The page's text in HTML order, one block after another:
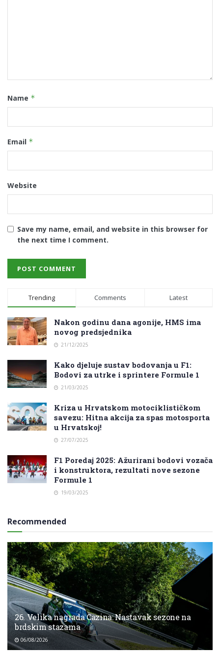
Name *
Email *
Website
Save my name, email, and website in this browser for
the next time I comment.
Trending Comments Latest
Nakon godinu dana agonije, HMS ima
novog predsjednika
21/12/2025
Kako djeluje sustav bodovanja u F1:
Bodovi za utrke i sprintere Formule 1
21/03/2025
Kriza u Hrvatskom motociklističkom
savezu: Hitna akcija za spas motosporta
u Hrvatskoj!
27/07/2025
F1 Poredaj 2025: Ažurirani bodovi vozača
i konstruktora, rezultati nove sezone
Formule 1
19/03/2025
Recommended
26. Velika nagrada Cazina: Nastavak sezone na
brdskim stazama
06/08/2026